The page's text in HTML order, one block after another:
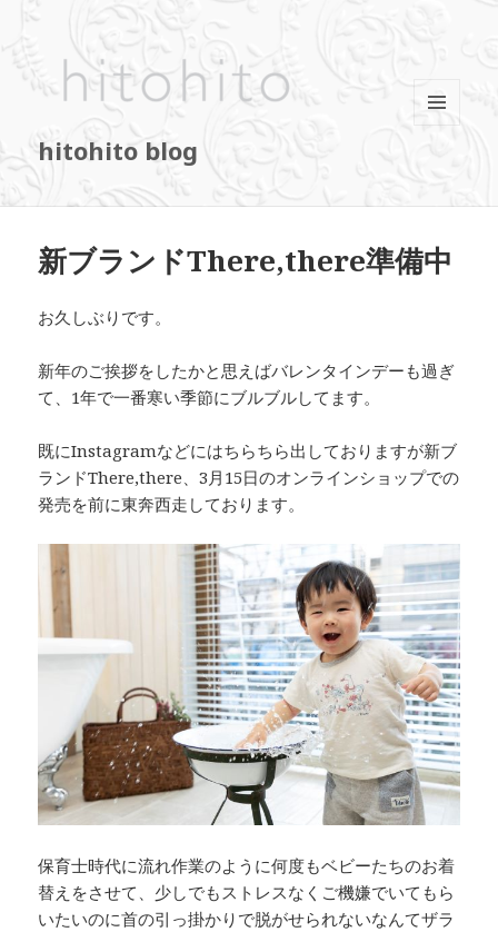
hitohito blog
新ブランドThere,there準備中
お久しぶりです。
新年のご挨拶をしたかと思えばバレンタインデーも過ぎ
て、1年で一番寒い季節にブルブルしてます。
既にInstagramなどにはちらちら出しておりますが新ブ
ランドThere,there、3月15日のオンラインショップでの
発売を前に東奔西走しております。
保育士時代に流れ作業のように何度もベビーたちのお着
替えをさせて、少しでもストレスなくご機嫌でいてもら
いたいのに首の引っ掛かりで脱がせられないなんてザラ